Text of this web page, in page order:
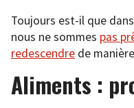
Toujours est-il que
nous ne sommes pas
redescendre de
Aliments :